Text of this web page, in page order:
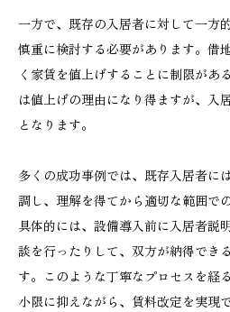
一方で、既存の入居者に対して一方
慎重に検討する必要があります。借
く家賃を値上げすることに制限があ
は値上げの理由になり得ますが、入
となります。
多くの成功事例では、既存入居者に
調し、理解を得てから適切な範囲で
具体的には、設備導入前に入居者説
談を行ったりして、双方が納得でき
す。このような丁寧なプロセスを経
小限に抑えながら、賃料改定を実現